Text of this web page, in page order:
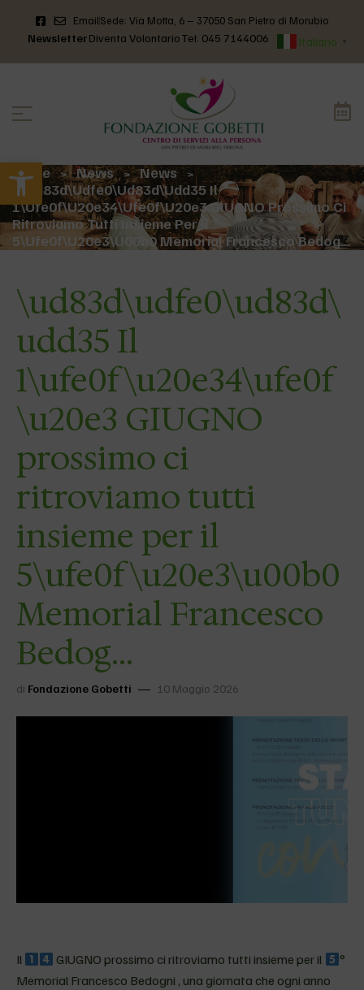
Apri la barra degli strumenti
EmailSede: Via Motta, 6 – 37050 San Pietro di Morubio
NewsletterDiventa VolontarioTel: 045 7144006 Italiano ▼
Home > News > News >
\ud83d\udfe0\ud83d\udd35 Il
1\ufe0f\u20e34\ufe0f\u20e3 GIUGNO Prossimo Ci
Ritroviamo Tutti Insieme Per Il
5\ufe0f\u20e3\u00b0 Memorial Francesco Bedog…
\ud83d\udfe0\ud83d\
udd35 Il
1\ufe0f\u20e34\ufe0f
\u20e3 GIUGNO
prossimo ci
ritroviamo tutti
insieme per il
5\ufe0f\u20e3\u00b0
Memorial Francesco
Bedog…
di Fondazione Gobetti 10 Maggio 2026
Il GIUGNO prossimo ci ritroviamo tutti insieme per il
°
Memorial Francesco Bedogni , una giornata che ogni anno